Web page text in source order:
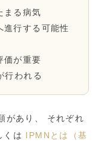
まる病気
進行する可能性
価が重要
行われる
があり、 それぞれ
くは IPMNとは（基